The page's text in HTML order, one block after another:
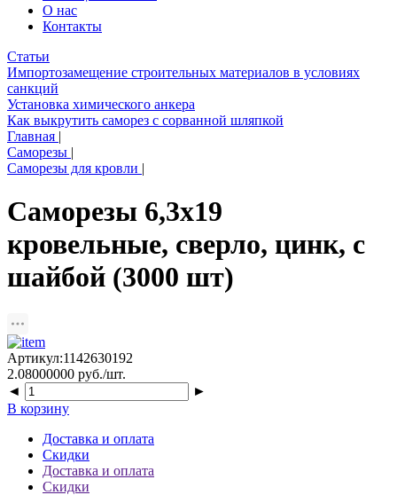
О нас
Контакты
Статьи
Импортозамещение строительных материалов в условиях
санкций
Установка химического анкера
Как выкрутить саморез с сорванной шляпкой
Главная |
Саморезы |
Саморезы для кровли |
Саморезы 6,3х19
кровельные, сверло, цинк, с
шайбой (3000 шт)
Артикул:1142630192
2.08000000 руб./шт.
◄
►
В корзину
Доставка и оплата
Скидки
Доставка и оплата
Скидки